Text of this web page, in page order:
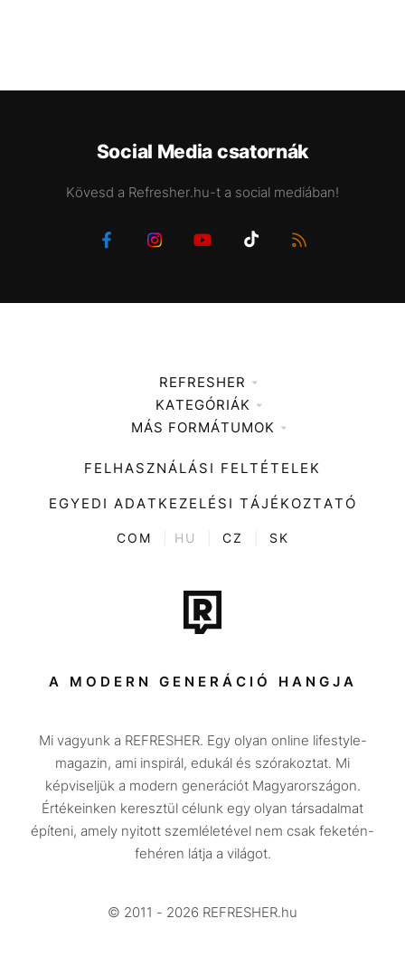
Social Media csatornák
Kövesd a Refresher.hu-t a social mediában!
REFRESHER
Médiaajánlat
KATEGÓRIÁK
Zene
Divat
Kultúra
ENTR
Tech-Tudomány
Sport
Társadalom
Utazás
Életmód
Design
Beszélgetések
Videó
MÁS FORMÁTUMOK
FELHASZNÁLÁSI FELTÉTELEK
EGYEDI ADATKEZELÉSI TÁJÉKOZTATÓ
COM HU CZ SK
A MODERN GENERÁCIÓ HANGJA
Mi vagyunk a REFRESHER. Egy olyan online lifestyle-
magazin, ami inspirál, edukál és szórakoztat. Mi
képviseljük a modern generációt Magyarországon.
Értékeinken keresztül célunk egy olyan társadalmat
építeni, amely nyitott szemléletével nem csak feketén-
fehéren látja a világot.
© 2011 - 2026 REFRESHER.hu